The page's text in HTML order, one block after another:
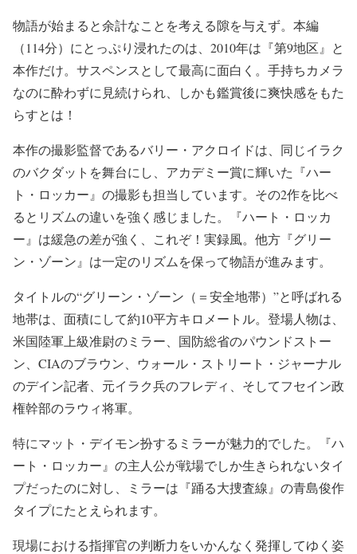
物語が始まると余計なことを考える隙を与えず。本編
（114分）にとっぷり浸れたのは、2010年は『第9地区』と
本作だけ。サスペンスとして最高に面白く。手持ちカメラ
なのに酔わずに見続けられ、しかも鑑賞後に爽快感をもた
らすとは！
本作の撮影監督であるバリー・アクロイドは、同じイラク
のバクダットを舞台にし、アカデミー賞に輝いた『ハー
ト・ロッカー』の撮影も担当しています。その2作を比べ
るとリズムの違いを強く感じました。『ハート・ロッカ
ー』は緩急の差が強く、これぞ！実録風。他方『グリー
ン・ゾーン』は一定のリズムを保って物語が進みます。
タイトルの“グリーン・ゾーン（＝安全地帯）”と呼ばれる
地帯は、面積にして約10平方キロメートル。登場人物は、
米国陸軍上級准尉のミラー、国防総省のパウンドストー
ン、CIAのブラウン、ウォール・ストリート・ジャーナル
のデイン記者、元イラク兵のフレディ、そしてフセイン政
権幹部のラウィ将軍。
特にマット・デイモン扮するミラーが魅力的でした。『ハ
ート・ロッカー』の主人公が戦場でしか生きられないタイ
プだったのに対し、ミラーは『踊る大捜査線』の青島俊作
タイプにたとえられます。
現場における指揮官の判断力をいかんなく発揮してゆく姿